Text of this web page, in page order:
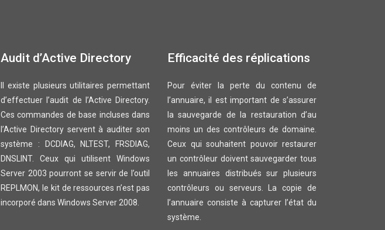
Audit d’Active Directory
Il existe plusieurs utilitaires permettant
d’effectuer l’audit de l’Active Directory.
Ces commandes de base incluses dans
l’Active Directory servent à auditer son
système : DCDIAG, NLTEST, FRSDIAG,
DNSLINT. Ceux qui utilisent Windows
Server 2003 pourront se servir de l’outil
REPLMON, le kit de ressources n’est pas
incorporé dans Windows Server 2008.
Efficacité des réplications
Pour éviter la perte du contenu de
l’annuaire, il est important de s’assurer
la sauvegarde de la restauration d’au
moins un des contrôleurs de domaine.
Ceux qui souhaitent pouvoir restaurer
un contrôleur doivent sauvegarder tous
les annuaires distribués sur plusieurs
contrôleurs ou serveurs. La copie de
l’annuaire consiste à capturer l’état du
système.